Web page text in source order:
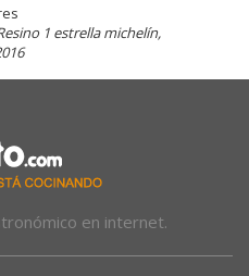
1 estrella michelín,
en internet.